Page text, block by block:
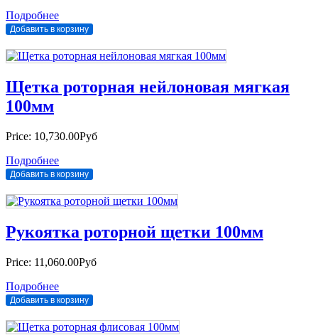
Подробнее
Щетка роторная нейлоновая мягкая
100мм
Price: 10,730.00Руб
Подробнее
Рукоятка роторной щетки 100мм
Price: 11,060.00Руб
Подробнее